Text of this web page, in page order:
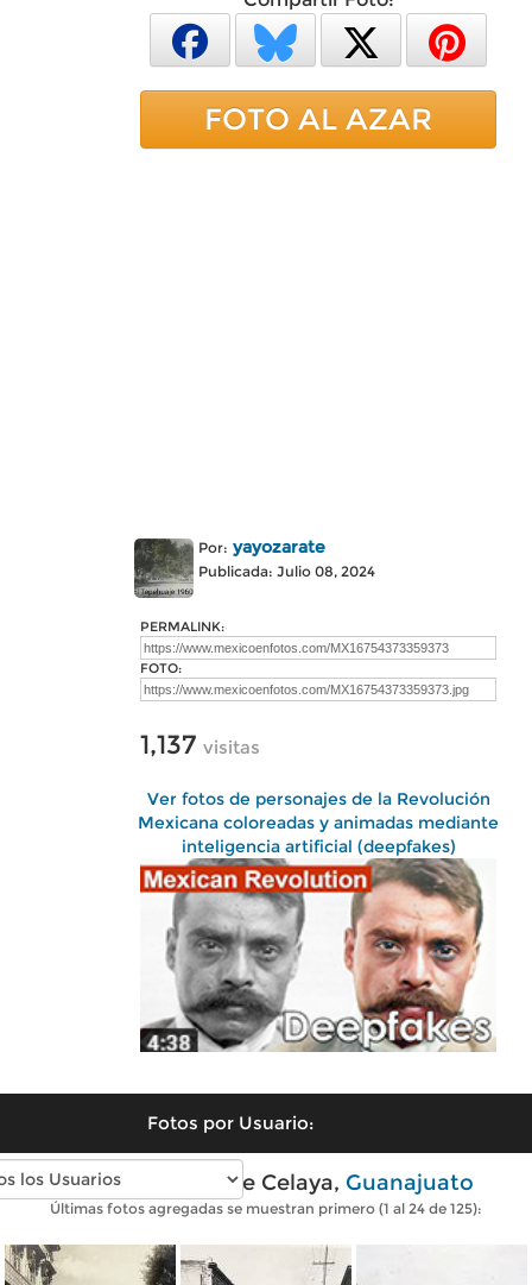
FOTO AL AZAR
Por: yayozarate
Publicada: Julio 08, 2024
PERMALINK:
FOTO:
1,137 visitas
Ver fotos de personajes de la Revolución
Mexicana coloreadas y animadas mediante
inteligencia artificial (deepfakes)
Fotos por Usuario:
Fotos antiguas de Celaya, Guanajuato
Últimas fotos agregadas se muestran primero (1 al 24 de 125):